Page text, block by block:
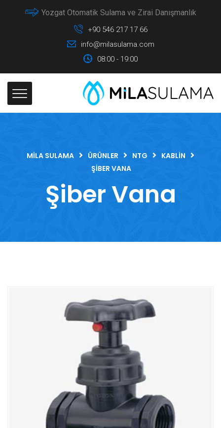
Yozgat Otomatik Sulama ve Zirai Danışmanlık
+90 546 217 17 66
info@milasulama.com
08:00 - 19:00
MILA SULAMA ÜRÜNLER NTG
KABLIN
ŞIBER VANA
Şiber Vana